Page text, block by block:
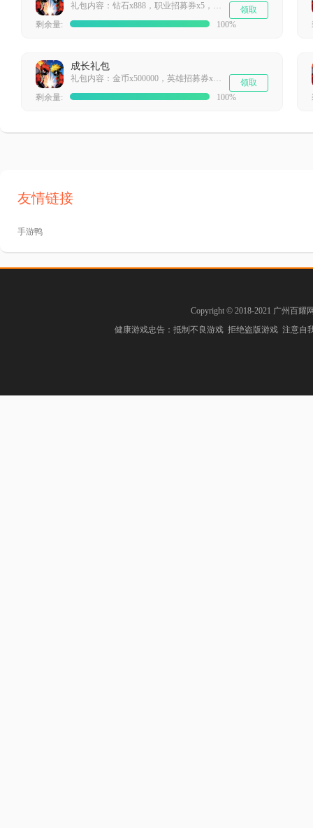
礼包内容：钻石x888，职业招募券x5，一乐拉面x1
剩余量:
100%
领取
成长礼包
礼包内容：金币x500000，英雄招募券x5，强化石x200
剩余量:
100%
领取
友情链接
手游鸭
Copyright © 2018-2021 广州百耀
健康游戏忠告：抵制不良游戏 拒绝盗版游戏 注意